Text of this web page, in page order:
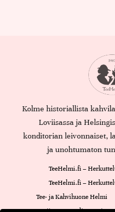
Kolme historiallista
Loviisassa ja
konditorian leivonnaiset,
ja unohtumaton
TeeHelmi.fi –
TeeHelmi.fi –
Tee- ja Kahvihuone Helmi